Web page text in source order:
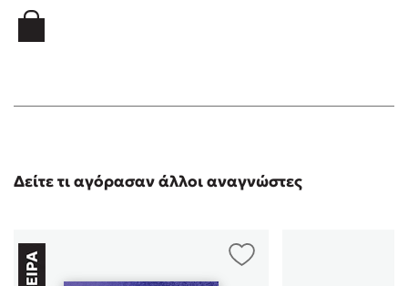
Δείτε τι αγόρασαν άλλοι αναγνώστες